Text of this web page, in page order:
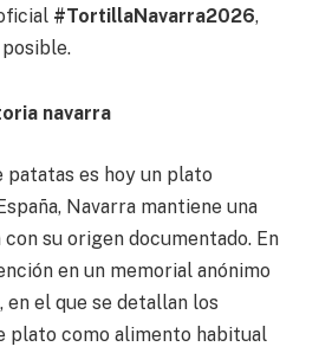
#TortillaNavarra2026,
navarra
es hoy un plato
Navarra mantiene una
su origen documentado. En
en un memorial anónimo
el que se detallan los
plato como alimento habitual